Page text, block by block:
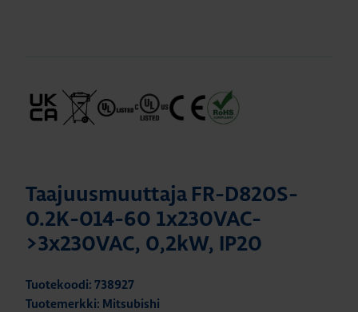
Taajuusmuuttaja FR-D820S-
0.2K-014-60 1x230VAC-
>3x230VAC, 0,2kW, IP20
Tuotekoodi: 738927
Tuotemerkki: Mitsubishi